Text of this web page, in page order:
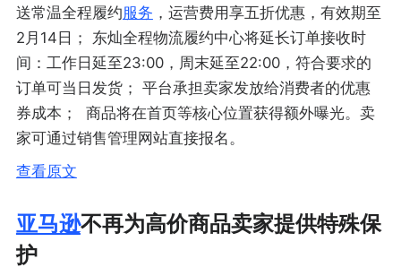
送常温全程履约服务 ，运营费用享五折优惠，有效期至
2月14日； 东灿全程物流履约中心将延长订单接收时
间：工作日延至23:00，周末延至22:00，符合要求的
订单可当日发货； 平台承担卖家发放给消费者的优惠
券成本； 商品将在首页等核心位置获得额外曝光。卖
家可通过销售管理网站直接报名。
查看原文
亚马逊不再为高价商品卖家提供特殊保
护